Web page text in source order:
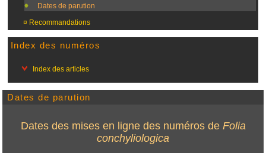
Dates de parution
¤ Recommandations
Index des numéros
Index des articles
Dates de parution
Dates des mises en ligne des numéros de Folia
conchyliologica